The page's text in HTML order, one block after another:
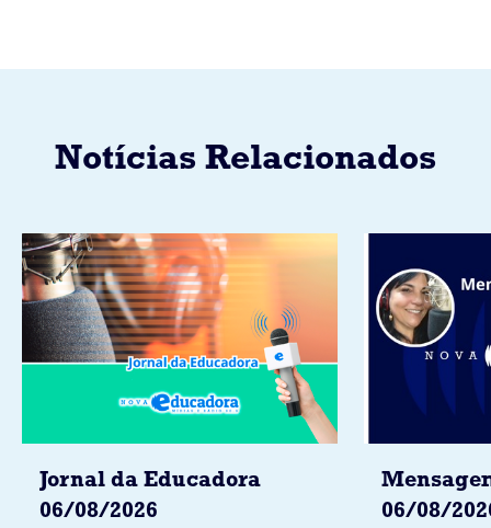
Notícias Relacionados
Jornal da Educadora
06/08/2026
06/08/